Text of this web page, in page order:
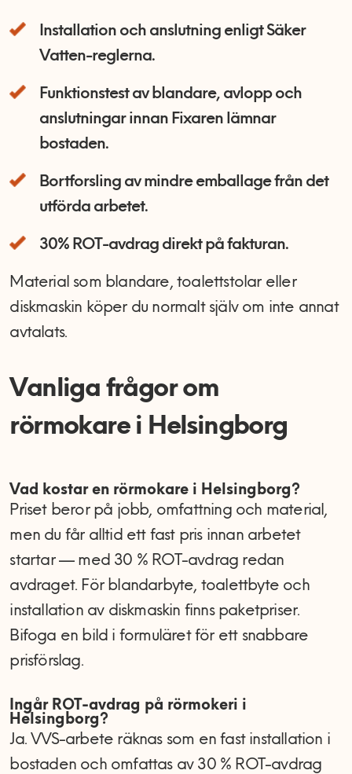
Installation och anslutning enligt Säker
Vatten-reglerna.
Funktionstest av blandare, avlopp och
anslutningar innan Fixaren lämnar
bostaden.
Bortforsling av mindre emballage från det
utförda arbetet.
30% ROT-avdrag direkt på fakturan.
Material som blandare, toalettstolar eller
diskmaskin köper du normalt själv om inte annat
avtalats.
Vanliga frågor om
rörmokare i Helsingborg
Vad kostar en rörmokare i Helsingborg?
Priset beror på jobb, omfattning och material,
men du får alltid ett fast pris innan arbetet
startar — med 30 % ROT-avdrag redan
avdraget. För blandarbyte, toalettbyte och
installation av diskmaskin finns paketpriser.
Bifoga en bild i formuläret för ett snabbare
prisförslag.
Ingår ROT-avdrag på rörmokeri i
Helsingborg?
Ja. VVS-arbete räknas som en fast installation i
bostaden och omfattas av 30 % ROT-avdrag